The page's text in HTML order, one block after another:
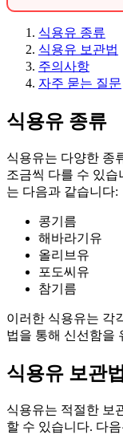
식용유 종류
식용유 보관법
주의사항
자주 묻는 질문
식용유 종류
식용유는 다양한 종
조금씩 다를 수 있
는 다음과 같습니다:
콩기름
해바라기유
올리브유
포도씨유
참기름
이러한 식용유는 각
법을 통해 신선함을
식용유 보관법
식용유는 적절한 보
할 수 있습니다. 다